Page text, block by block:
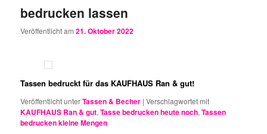
bedrucken lassen
Veröffentlicht am21. Oktober 2022
Tassen bedruckt für das KAUFHAUS Ran & gut!
Veröffentlicht unterTassen & Becher |Verschlagwortet mit
KAUFHAUS Ran & gut,Tasse bedrucken heute noch,Tassen
bedrucken kleine Mengen